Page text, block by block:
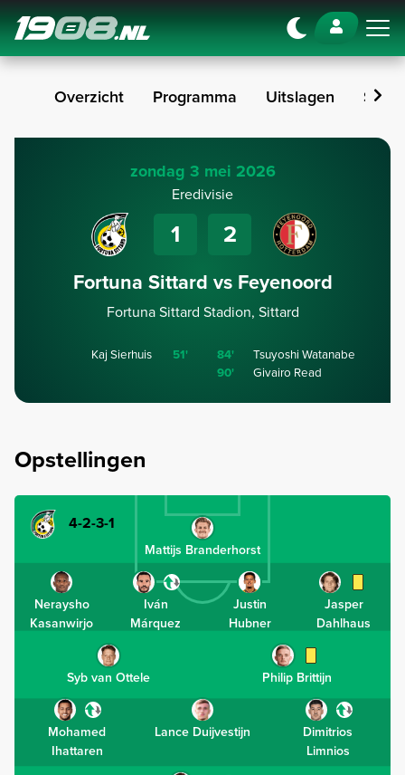
Navigation
Overzicht Programma Uitslagen Stand
zondag 3 mei 2026
Eredivisie
1 2
Fortuna Sittard vs Feyenoord
Fortuna Sittard Stadion, Sittard
Kaj Sierhuis 51' 84'
Tsuyoshi Watanabe
90'
Givairo Read
Opstellingen
4-2-3-1
Mattijs Branderhorst
Neraysho
Kasanwirjo
Iván
Márquez
Justin
Hubner
Jasper
Dahlhaus
Syb van Ottele Philip Brittijn
Mohamed
Ihattaren
Lance Duijvestijn
Dimitrios
Limnios